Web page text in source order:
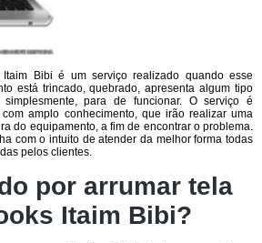
Bibi é um serviço realizado quando esse
está trincado, quebrado, apresenta algum tipo
para de funcionar. O serviço é
amplo conhecimento, que irão realizar uma
do equipamento, a fim de encontrar o problema.
com o intuito de atender da melhor forma todas
pelos clientes.
por arrumar tela
Itaim Bibi?